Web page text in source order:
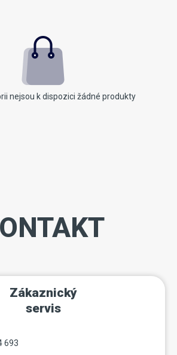
nejsou k dispozici žádné produkty
Zákaznický
servis
693